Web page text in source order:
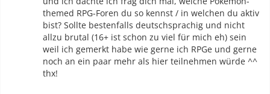
themed RPG-Foren du so kennst / in welchen du aktiv
bist? Sollte bestenfalls deutschsprachig und nicht
allzu brutal (16+ ist schon zu viel für mich eh) sein
weil ich gemerkt habe wie gerne ich RPGe und gerne
noch an ein paar mehr als hier teilnehmen würde ^^
thx!